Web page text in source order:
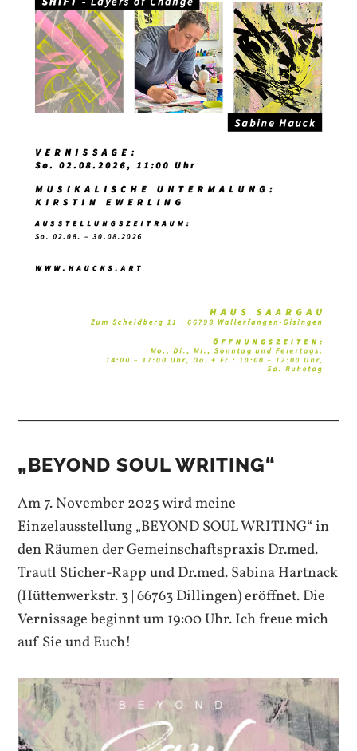
„BEYOND SOUL WRITING“
Am 7. November 2025 wird meine
Einzelausstellung „BEYOND SOUL WRITING“ in
den Räumen der Gemeinschaftspraxis Dr.med.
Trautl Sticher-Rapp und Dr.med. Sabina Hartnack
(Hüttenwerkstr. 3 | 66763 Dillingen) eröffnet. Die
Vernissage beginnt um 19:00 Uhr. Ich freue mich
auf Sie und Euch!